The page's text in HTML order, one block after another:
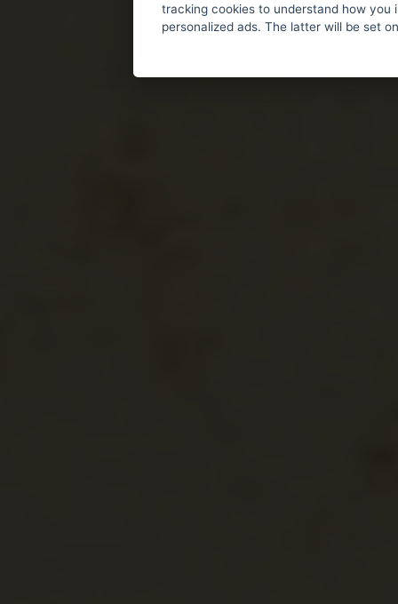
tracking cookies to understand how
personalized ads. The latter will be set